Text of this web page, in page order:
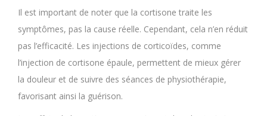
Il est important de noter que la cortisone traite les
symptômes, pas la cause réelle. Cependant, cela n’en réduit
pas l’efficacité. Les injections de corticoïdes, comme
l’injection de cortisone épaule, permettent de mieux gérer
la douleur et de suivre des séances de physiothérapie,
favorisant ainsi la guérison.